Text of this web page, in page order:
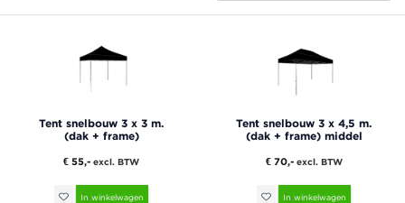
Tent snelbouw 3 x 3 m.
(dak + frame)
€ 55,- excl. BTW
In winkelwagen
Tent snelbouw 3 x 4,5 m.
(dak + frame) middel
€ 70,- excl. BTW
In winkelwagen